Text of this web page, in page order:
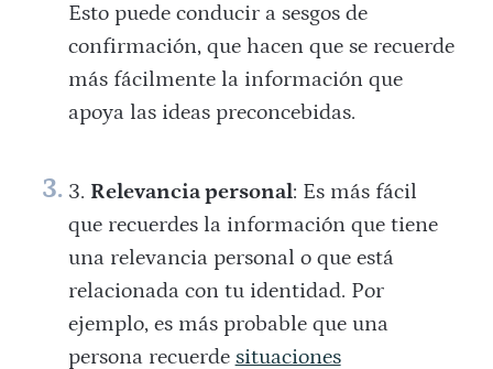
Esto puede conducir a sesgos de
confirmación, que hacen que se recuerde
más fácilmente la información que
apoya las ideas preconcebidas.
Relevancia personal: Es más fácil
que recuerdes la información que tiene
una relevancia personal o que está
relacionada con tu identidad. Por
ejemplo, es más probable que una
persona recuerde situaciones